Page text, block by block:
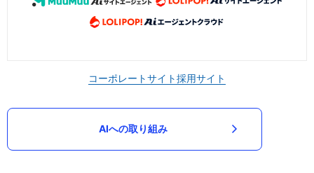
コーポレートサイト採用サイト
AIへの取り組み